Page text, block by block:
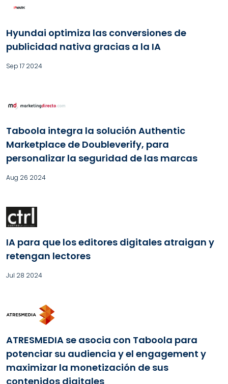
Hyundai optimiza las conversiones de
publicidad nativa gracias a la IA
Sep 17 2024
Taboola integra la solución Authentic
Marketplace de Doubleverify, para
personalizar la seguridad de las marcas
Aug 26 2024
IA para que los editores digitales atraigan y
retengan lectores
Jul 28 2024
ATRESMEDIA se asocia con Taboola para
potenciar su audiencia y el engagement y
maximizar la monetización de sus
contenidos digitales